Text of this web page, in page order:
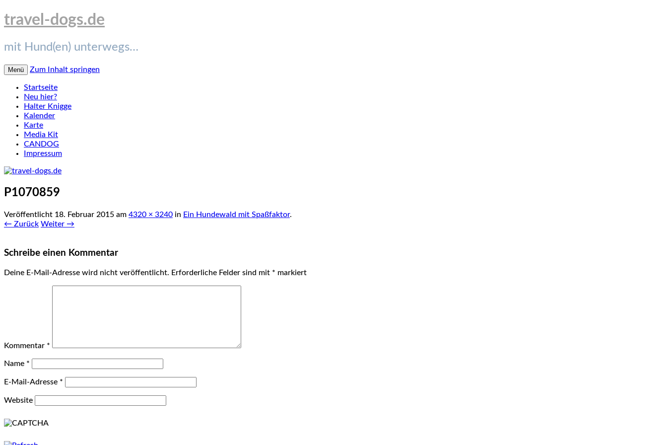
travel-dogs.de
mit Hund(en) unterwegs…
Menü Zum Inhalt springen
Startseite
Neu hier?
Halter Knigge
Kalender
Karte
Media Kit
CANDOG
Impressum
P1070859
Veröffentlicht 18. Februar 2015 am 4320 × 3240 in Ein Hundewald mit Spaßfaktor.
← Zurück Weiter →
Schreibe einen Kommentar
Deine E-Mail-Adresse wird nicht veröffentlicht. Erforderliche Felder sind mit * markiert
Kommentar *
Name *
E-Mail-Adresse *
Website